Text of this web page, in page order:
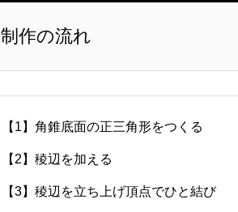
制作の流れ
【1】角錐底面の正三角形をつくる
【2】稜辺を加える
【3】稜辺を立ち上げ頂点でひと結び